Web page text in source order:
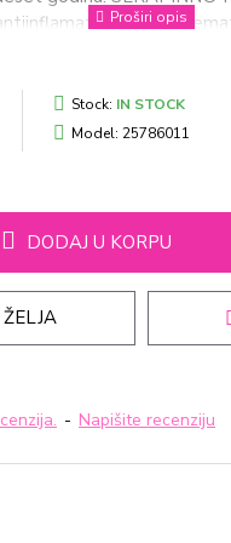
serapeptaze (ukupna
ukloniti otoke i
bol – kod upale sinusa,
operacija.
- Napišite recenziju
Stock: IN STOCK
Model: 25786011
DODAJ U KORPU